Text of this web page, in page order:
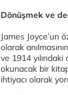
Dönüşmek ve
James
olarak
ve 1914
okunacak bir
ihtiyacı olarak